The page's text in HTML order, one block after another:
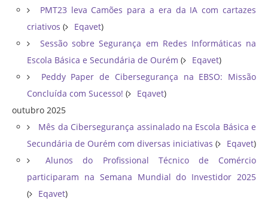
PMT23 leva Camões para a era da IA com cartazes
criativos ( Eqavet)
Sessão sobre Segurança em Redes Informáticas na
Escola Básica e Secundária de Ourém ( Eqavet)
Peddy Paper de Cibersegurança na EBSO: Missão
Concluída com Sucesso! ( Eqavet)
outubro 2025
Mês da Cibersegurança assinalado na Escola Básica e
Secundária de Ourém com diversas iniciativas ( Eqavet)
Alunos do Profissional Técnico de Comércio
participaram na Semana Mundial do Investidor 2025
(
Eqavet)